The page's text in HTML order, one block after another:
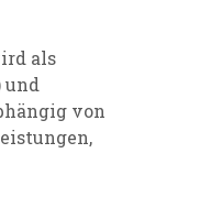
als
und
von